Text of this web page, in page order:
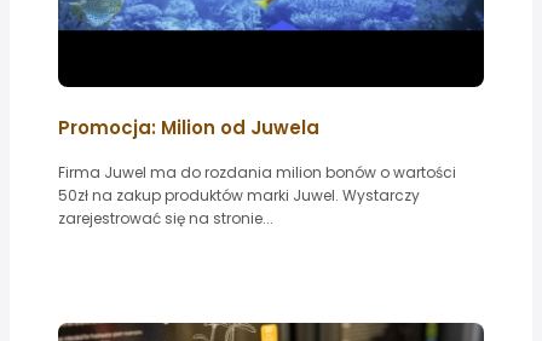
Promocja: Milion od Juwela
Firma Juwel ma do rozdania milion bonów o wartości
50zł na zakup produktów marki Juwel. Wystarczy
zarejestrować się na stronie...